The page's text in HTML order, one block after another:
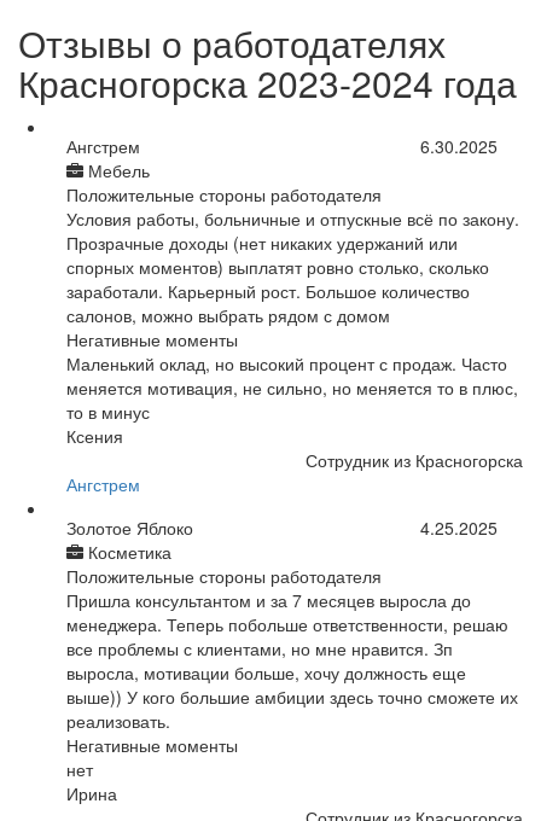
Отзывы о работодателях
Красногорска 2023-2024 года
Ангстрем
Мебель
6.30.2025
Положительные стороны работодателя
Условия работы, больничные и отпускные всё по закону.
Прозрачные доходы (нет никаких удержаний или
спорных моментов) выплатят ровно столько, сколько
заработали. Карьерный рост. Большое количество
салонов, можно выбрать рядом с домом
Негативные моменты
Маленький оклад, но высокий процент с продаж. Часто
меняется мотивация, не сильно, но меняется то в плюс,
то в минус
Ксения
Сотрудник из Красногорска
Ангстрем
Золотое Яблоко
Косметика
4.25.2025
Положительные стороны работодателя
Пришла консультантом и за 7 месяцев выросла до
менеджера. Теперь побольше ответственности, решаю
все проблемы с клиентами, но мне нравится. Зп
выросла, мотивации больше, хочу должность еще
выше)) У кого большие амбиции здесь точно сможете их
реализовать.
Негативные моменты
нет
Ирина